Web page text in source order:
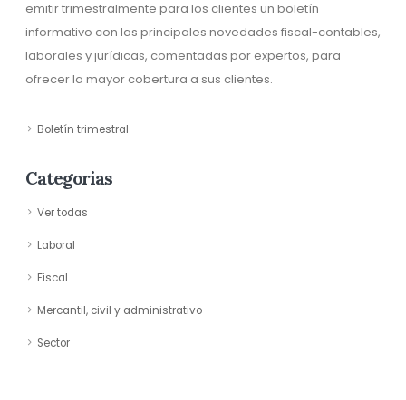
emitir trimestralmente para los clientes un boletín
informativo con las principales novedades fiscal-contables,
laborales y jurídicas, comentadas por expertos, para
ofrecer la mayor cobertura a sus clientes.
Boletín trimestral
Categorias
Ver todas
Laboral
Fiscal
Mercantil, civil y administrativo
Sector